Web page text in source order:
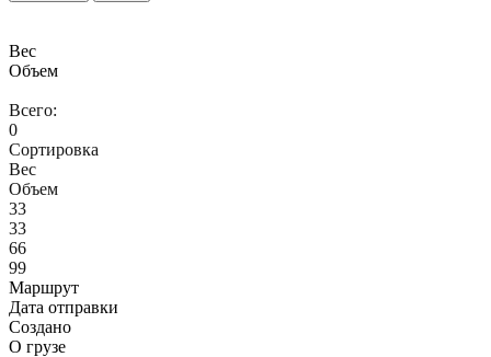
Вес
Объем
Всего:
0
Сортировка
Вес
Объем
33
33
66
99
Маршрут
Дата отправки
Создано
О грузе